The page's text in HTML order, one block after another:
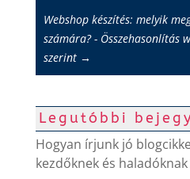
Webshop készítés: melyik
számára? - Összehasonlítás
szerint→
Legutóbbi
Hogyan írjunk jó
kezdőknek és haladóknak